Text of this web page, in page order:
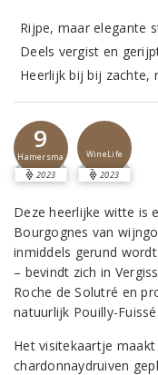
Rijpe, maar elegante
Deels vergist en
Heerlijk bij bij zachte,
9
Hamersma
2023
WineLife
2023
Deze heerlijke witte is
Bourgognes van
inmiddels gerund
– bevindt zich in
Roche de Solutré en
natuurlijk Pouilly-Fuissé.
Het visitekaartje maakt
chardonnaydruiven